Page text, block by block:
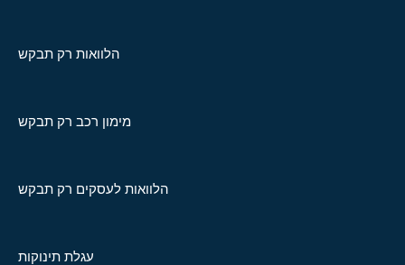
הלוואות רק תבקש
מימון רכב רק תבקש
הלוואות לעסקים רק תבקש
עגלת תינוקות